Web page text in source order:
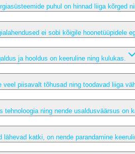
puhul on hinnad liiga kõrged
ei sobi kõigile hoonetüüpidele
ja hooldus on keeruline ning kulukas.
veel piisavalt tõhusad ning toodavad liiga
tehnoloogia ning nende usaldusväärsus on
katki, on nende parandamine